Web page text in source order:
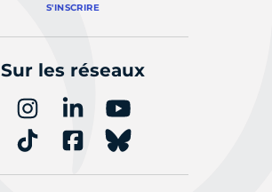
S'INSCRIRE
Sur les réseaux